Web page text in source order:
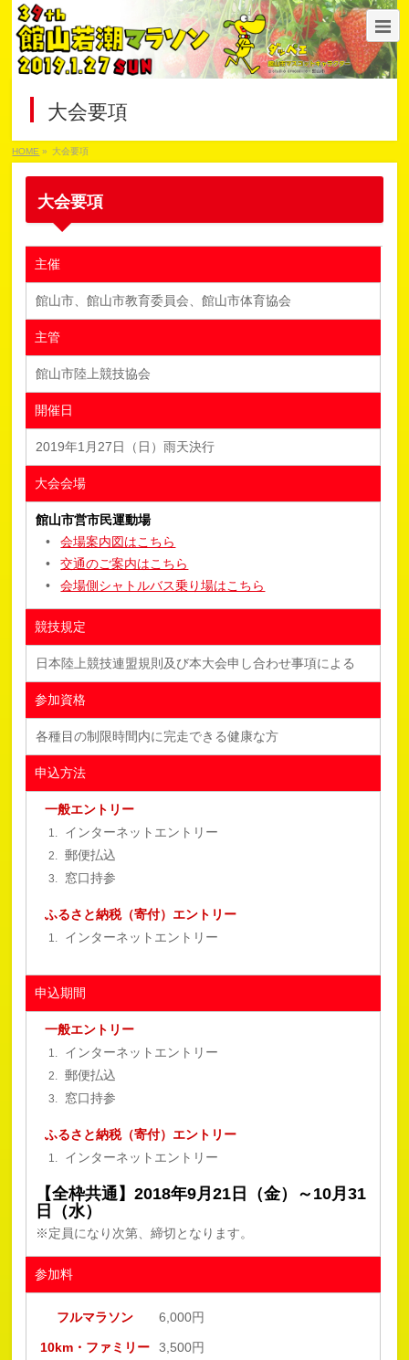
大会要項
HOME » 大会要項
大会要項
主催
館山市、館山市教育委員会、館山市体育協会
主管
館山市陸上競技協会
開催日
2019年1月27日（日）雨天決行
大会会場
館山市営市民運動場
会場案内図はこちら
交通のご案内はこちら
会場側シャトルバス乗り場はこちら
競技規定
日本陸上競技連盟規則及び本大会申し合わせ事項による
参加資格
各種目の制限時間内に完走できる健康な方
申込方法
一般エントリー
インターネットエントリー
郵便払込
窓口持参
ふるさと納税（寄付）エントリー
インターネットエントリー
申込期間
一般エントリー
インターネットエントリー
郵便払込
窓口持参
ふるさと納税（寄付）エントリー
インターネットエントリー
【全枠共通】2018年9月21日（金）～10月31
日（水）
※定員になり次第、締切となります。
参加料
フルマラソン 6,000円
10km・ファミリー 3,500円